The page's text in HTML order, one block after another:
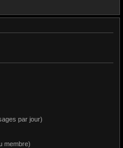
par jour)
membre)